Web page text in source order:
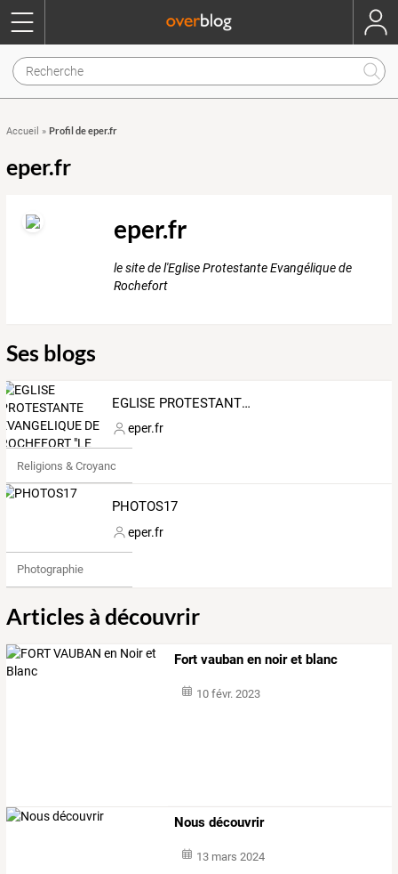
Accueil » Profil de eper.fr
eper.fr
eper.fr
le site de l'Eglise Protestante Evangélique de
Rochefort
Ses blogs
EGLISE PROTESTANTE EVANGELIQUE DE ROCHEFORT "LE PHARE"
eper.fr
Religions & Croyances
PHOTOS17
eper.fr
Photographie
Articles à découvrir
Fort vauban en noir et blanc
10 févr. 2023
Nous découvrir
13 mars 2024